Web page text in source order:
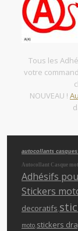
Tous les
votre
NOUVEAU !
autocollants
Autocollant Casque
Adhésifs
Stickers
decoratifs,
moto,stickers